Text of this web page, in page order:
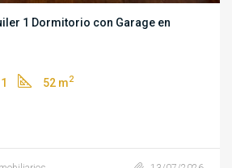
1 Dormitorio con Garage en
1 52 m2